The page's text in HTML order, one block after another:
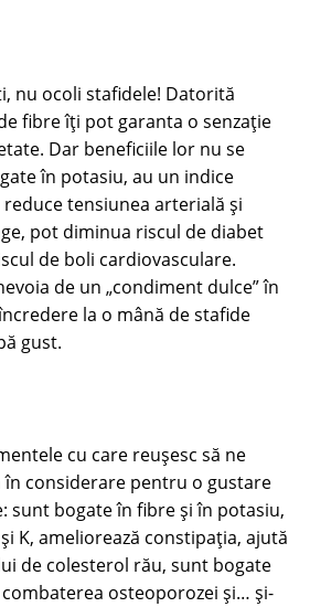
nu ocoli stafidele! Datorită
fibre îți pot garanta o senzație
Dar beneficiile lor nu se
în potasiu, au un indice
tensiunea arterială și
pot diminua riscul de diabet
de boli cardiovasculare.
de un „condiment dulce” în
la o mână de stafide
gust.
cu care reușesc să ne
în considerare pentru o gustare
sunt bogate în fibre și în potasiu,
K, ameliorează constipația, ajută
de colesterol rău, sunt bogate
osteoporozei și… și-